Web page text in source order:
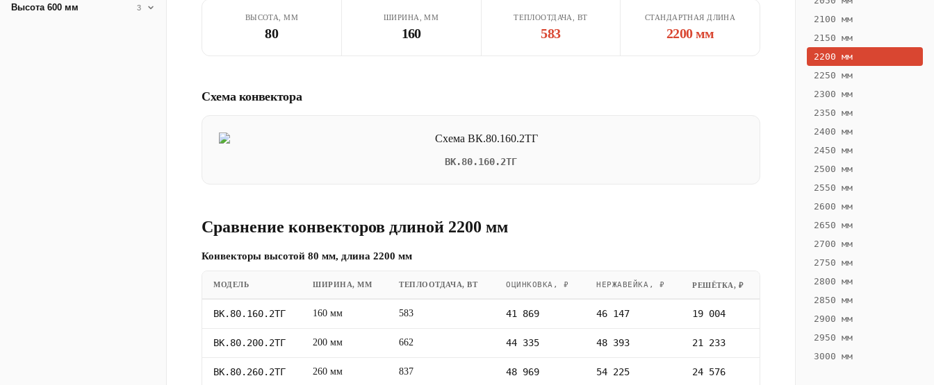
Высота 600 мм 3
ВЫСОТА, ММ
80
ШИРИНА, ММ
160
ТЕПЛООТДАЧА, ВТ
583
СТАНДАРТНАЯ ДЛИНА
2200 мм
Схема конвектора
ВК.80.160.2ТГ
Сравнение конвекторов длиной 2200 мм
Конвекторы высотой 80 мм, длина 2200 мм
МОДЕЛЬ ШИРИНА, ММ ТЕПЛООТДАЧА, ВТ ОЦИНКОВКА, ₽ НЕРЖАВЕЙКА, ₽ РЕШЁТКА, ₽
ВК.80.160.2ТГ 160 мм 583 41 869 46 147 19 004
ВК.80.200.2ТГ 200 мм 662 44 335 48 393 21 233
ВК.80.260.2ТГ 260 мм 837 48 969 54 225 24 576
2100 мм
2150 мм
2200 мм
2250 мм
2300 мм
2350 мм
2400 мм
2450 мм
2500 мм
2550 мм
2600 мм
2650 мм
2700 мм
2750 мм
2800 мм
2850 мм
2900 мм
2950 мм
3000 мм